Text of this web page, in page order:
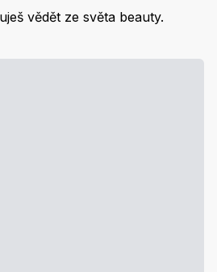
vědět ze světa beauty.